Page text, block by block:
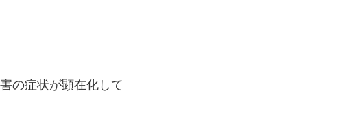
の症状が顕在化して